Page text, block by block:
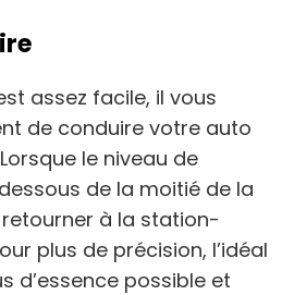
assez facile, il vous
de conduire votre auto
le niveau de
de la moitié de la
à la station-
plus de précision, l’idéal
d’essence possible et